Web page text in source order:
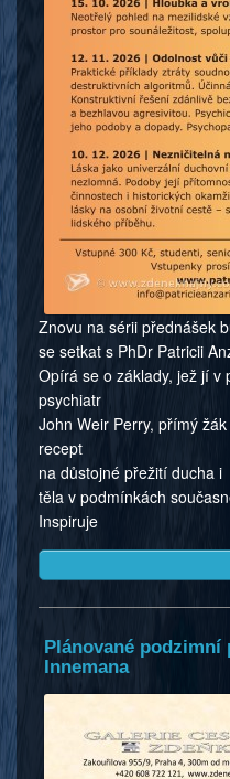
Znovu na sérii přednášek
se setkat s PhDr Patricii
Opírá se o základy, jež jí v
psychiatr
John Weir Perry, přímý
recept
na důstojné přežití ducha i
těla v podmínkách
Inspiruje
Plánované podzimní
Innemana